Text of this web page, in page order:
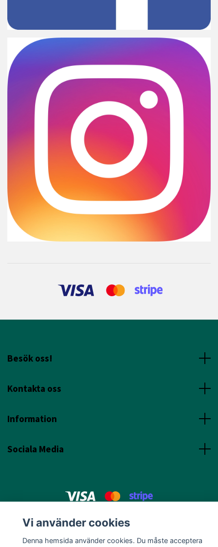
Besök oss!
Kontakta oss
Information
Sociala Media
© 2026 Annicas Handelsträdgård
Vi använder cookies
Denna hemsida använder cookies. Du måste acceptera